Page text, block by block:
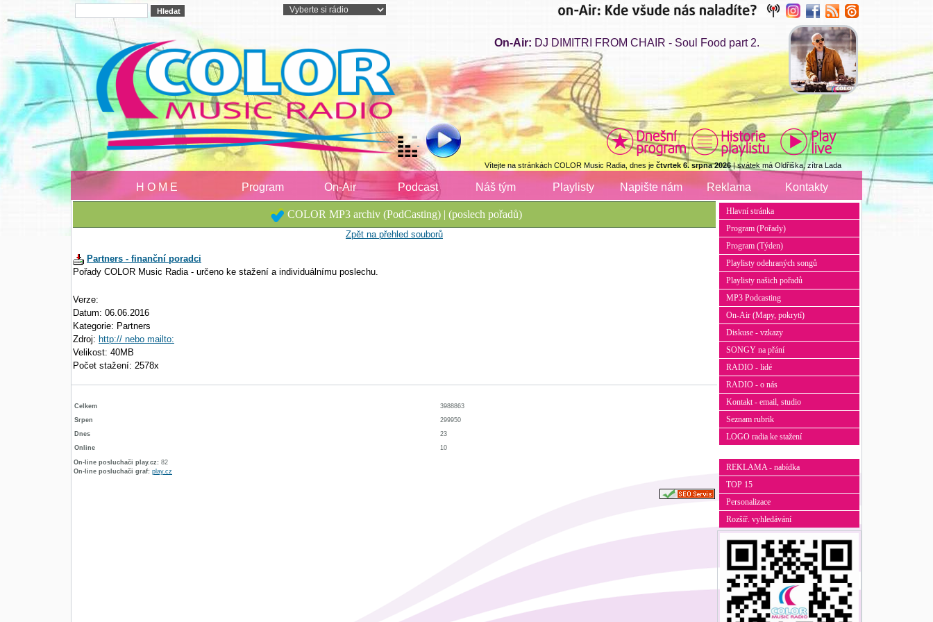
On-Air: DJ DIMITRI FROM CHAIR - Soul Food part 2.
Vítejte na stránkách COLOR Music Radia, dnes je čtvrtek 6. srpna 2026| svátek má Oldřiška, zítra Lada
H O M E Program On-Air Podcast Náš tým Playlisty Napište nám Reklama Kontakty
COLOR MP3 archiv (PodCasting) | (poslech pořadů)
Zpět na přehled souborů
Partners - finanční poradci
Pořady COLOR Music Radia - určeno ke stažení a individuálnímu poslechu.
Verze:
Datum: 06.06.2016
Kategorie: Partners
Zdroj: http:// nebo mailto:
Velikost: 40MB
Počet stažení: 2578x
Celkem
3988863
Srpen
299950
Dnes
23
Online
10
On-line posluchači play.cz: 82
On-line posluchači graf: play.cz
Hlavní stránka
Program (Pořady)
Program (Týden)
Playlisty odehraných songů
Playlisty našich pořadů
MP3 Podcasting
On-Air (Mapy, pokrytí)
Diskuse - vzkazy
SONGY na přání
RADIO - lidé
RADIO - o nás
Kontakt - email, studio
Seznam rubrik
LOGO radia ke stažení
REKLAMA - nabídka
TOP 15
Personalizace
Rozšíř. vyhledávání